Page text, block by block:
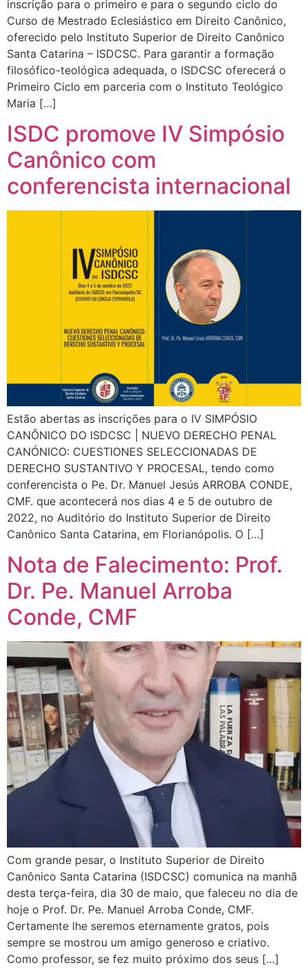
inscrição para o primeiro e para o segundo ciclo do
Curso de Mestrado Eclesiástico em Direito Canônico,
oferecido pelo Instituto Superior de Direito Canônico
Santa Catarina – ISDCSC. Para garantir a formação
filosófico-teológica adequada, o ISDCSC oferecerá o
Primeiro Ciclo em parceria com o Instituto Teológico
Maria […]
ISDC promove IV Simpósio
Canônico com
conferencista internacional
Estão abertas as inscrições para o IV SIMPÓSIO
CANÔNICO DO ISDCSC | NUEVO DERECHO PENAL
CANÓNICO: CUESTIONES SELECCIONADAS DE
DERECHO SUSTANTIVO Y PROCESAL, tendo como
conferencista o Pe. Dr. Manuel Jesús ARROBA CONDE,
CMF. que acontecerá nos dias 4 e 5 de outubro de
2022, no Auditório do Instituto Superior de Direito
Canônico Santa Catarina, em Florianópolis. O […]
Nota de Falecimento: Prof.
Dr. Pe. Manuel Arroba
Conde, CMF
Com grande pesar, o Instituto Superior de Direito
Canônico Santa Catarina (ISDCSC) comunica na manhã
desta terça-feira, dia 30 de maio, que faleceu no dia de
hoje o Prof. Dr. Pe. Manuel Arroba Conde, CMF.
Certamente lhe seremos eternamente gratos, pois
sempre se mostrou um amigo generoso e criativo.
Como professor, se fez muito próximo dos seus […]